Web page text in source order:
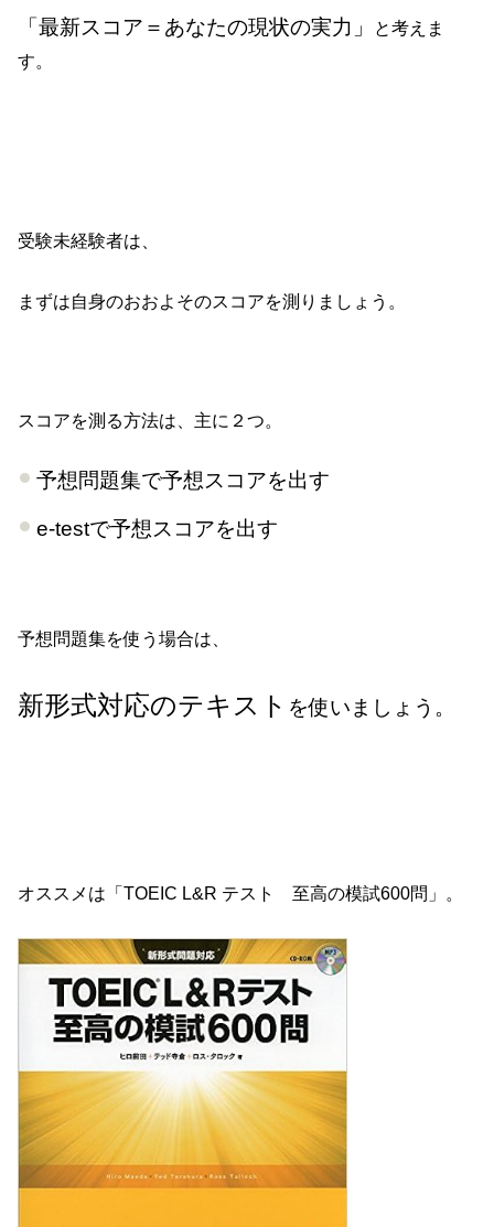
「最新スコア＝あなたの現状の実力」
と考えま
す。
受験未経験者は、
まずは自身のおおよそのスコアを測りましょう。
スコアを測る方法は、主に２つ。
予想問題集で予想スコアを出す
e-testで予想スコアを出す
予想問題集を使う場合は、
新形式対応のテキスト を使いましょう。
オススメは「TOEIC L&R テスト 至高の模試600問」。